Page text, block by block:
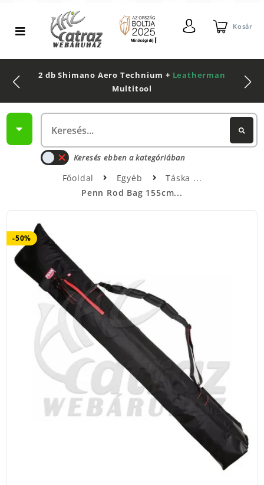
Kosár
2 db Shimano Aero Technium + Leatherman
Multitool
Keresés ebben a kategóriában
Főoldal Egyéb
Táska
Penn Rod Bag 155cm...
-50%